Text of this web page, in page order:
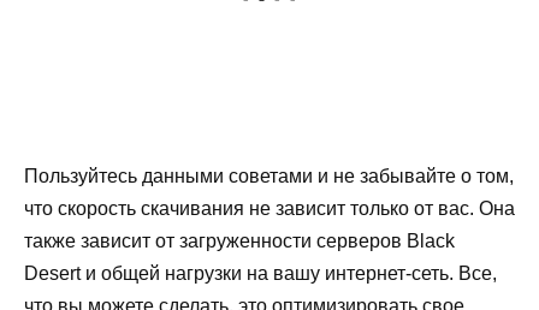
Пользуйтесь данными советами и не забывайте о том,
что скорость скачивания не зависит только от вас. Она
также зависит от загруженности серверов Black
Desert и общей нагрузки на вашу интернет-сеть. Все,
что вы можете сделать, это оптимизировать свое